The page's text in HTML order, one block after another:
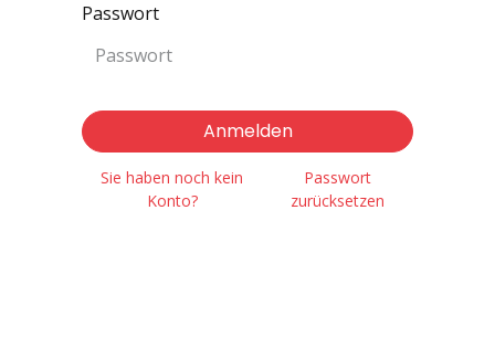
Passwort
Anmelden
Sie haben noch kein
Konto?
Passwort
zurücksetzen